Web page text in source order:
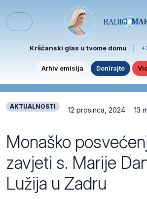
Menu
Kršćanski glas u tvome domu
Arhiv emisija Donirajte
AKTUALNOSTI 12 prosinca, 2024 13
Monaško
zavjeti s. Marije
Lužija u Zadru